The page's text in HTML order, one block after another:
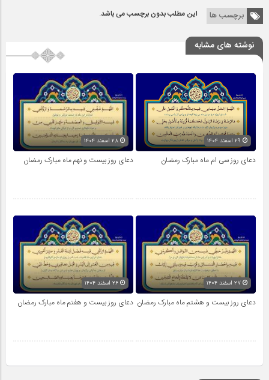
برچسب ها این مطلب بدون برچسب می باشد.
نوشته های مشابه
دعای روز سی ام ماه مبارک رمضان دعای روز بیست و نهم ماه مبارک رمضان
۲۷ اسفند ۱۴۰۴
دعای روز بیست و هشتم ماه مبارک رمضان دعای روز بیست و هفتم ماه مبارک رمضان